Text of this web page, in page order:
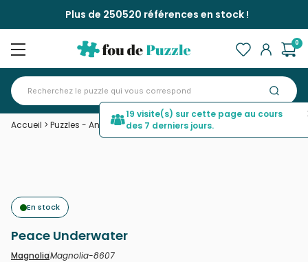
Plus de 250520 références en stock !
0
Accueil > Puzzles - Animaux marins >Peace Underwater
En stock
Peace Underwater
MagnoliaMagnolia-8607
19 visite(s) sur cette page au cours
des 7 derniers jours.